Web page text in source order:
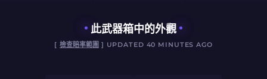
此武器箱中的外觀
[ 檢查賠率範圍 ] UPDATED 40 MINUTES AGO